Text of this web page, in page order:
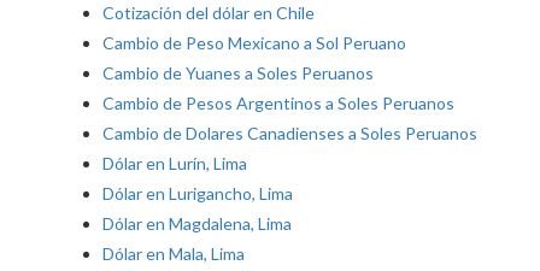
Cotización del dólar en Chile
Cambio de Peso Mexicano a Sol Peruano
Cambio de Yuanes a Soles Peruanos
Cambio de Pesos Argentinos a Soles Peruanos
Cambio de Dolares Canadienses a Soles Peruanos
Dólar en Lurín, Lima
Dólar en Lurigancho, Lima
Dólar en Magdalena, Lima
Dólar en Mala, Lima